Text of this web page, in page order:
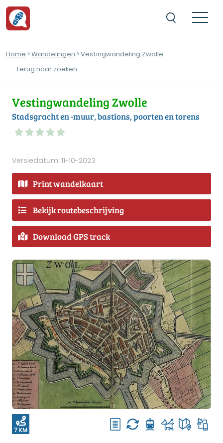
Home >Wandelingen > Vestingwandeling Zwolle
Terug naar zoeken
Vestingwandeling Zwolle
Stadsgracht en -muur, bastions, poorten en torens
Versiedatum: 11-10-2023
Print wandelkaart
Bekijk routebeschrijving
Download GPS track
7 KM